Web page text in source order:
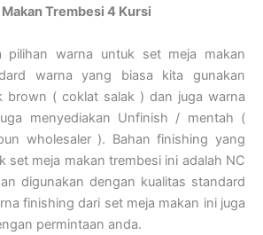
Trembesi 4 Kursi
pilihan warna untuk set meja makan
warna yang biasa kita gunakan
brown ( coklat salak ) dan juga warna
menyediakan Unfinish / mentah (
wholesaler ). Bahan finishing yang
set meja makan trembesi ini adalah NC
digunakan dengan kualitas standard
finishing dari set meja makan ini juga
permintaan anda.